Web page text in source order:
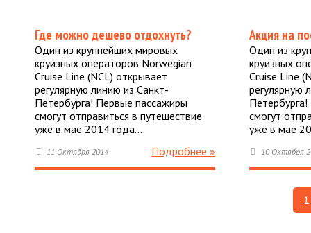
Где можно дешево отдохнуть?
Один из крупнейших мировых
круизных операторов Norwegian
Cruise Line (NCL) открывает
регулярную линию из Санкт-
Петербурга! Первые пассажиры
смогут отправиться в путешествие
уже в мае 2014 года.…
11 Октября 2014 Подробнее »
Акция на
Один из
круизных
Cruise Line
регулярную
смогут
уже в мае
10 Октября
1